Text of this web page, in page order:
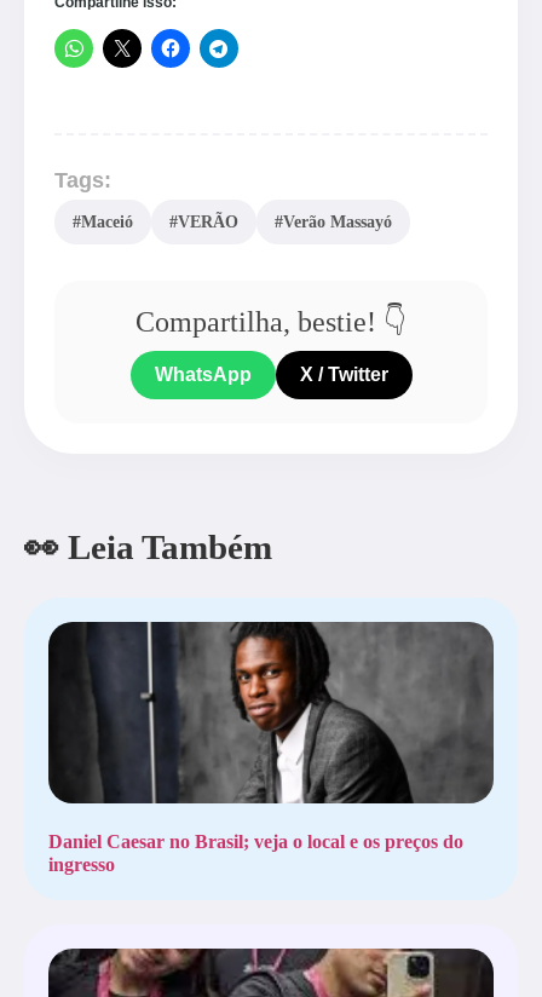
Tags:
#Maceió #VERÃO #Verão Massayó
Compartilha, bestie! 👇
WhatsApp X / Twitter
👀 Leia Também
Daniel Caesar no Brasil; veja o local e os preços do
ingresso